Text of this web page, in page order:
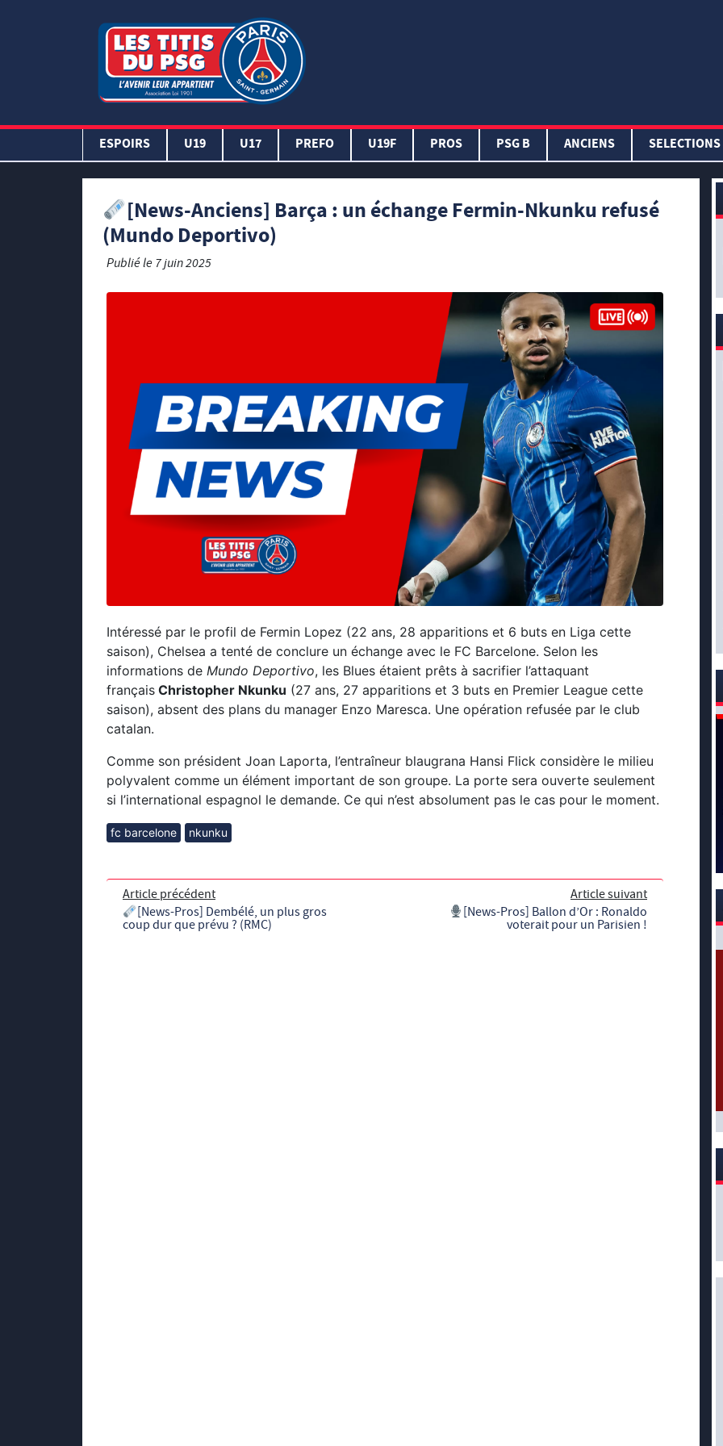
ESPOIRS U19 U17 PREFO U19F PROS PSG B ANCIENS SELECTIONS
[News-Anciens] Barça : un échange Fermin-Nkunku refusé
(Mundo Deportivo)
Publié le7 juin 2025
Intéressé par le profil de Fermin Lopez (22 ans, 28 apparitions et 6 buts en Liga cette
saison), Chelsea a tenté de conclure un échange avec le FC Barcelone. Selon les
informations de Mundo Deportivo, les Blues étaient prêts à sacrifier l’attaquant
français Christopher Nkunku (27 ans, 27 apparitions et 3 buts en Premier League cette
saison), absent des plans du manager Enzo Maresca. Une opération refusée par le club
catalan.
Comme son président Joan Laporta, l’entraîneur blaugrana Hansi Flick considère le milieu
polyvalent comme un élément important de son groupe. La porte sera ouverte seulement
si l’international espagnol le demande. Ce qui n’est absolument pas le cas pour le moment.
fc barcelone nkunku
Article précédent
[News-Pros] Dembélé, un plus gros
coup dur que prévu ? (RMC)
Article suivant
[News-Pros] Ballon d’Or : Ronaldo
voterait pour un Parisien !